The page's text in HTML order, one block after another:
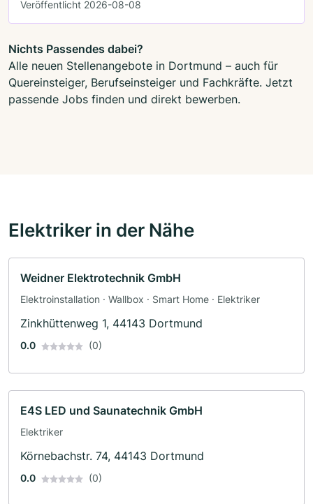
Veröffentlicht 2026-08-08
Nichts Passendes dabei?
Alle neuen Stellenangebote in Dortmund – auch für
Quereinsteiger, Berufseinsteiger und Fachkräfte. Jetzt
passende Jobs finden und direkt bewerben.
Elektriker in der Nähe
Weidner Elektrotechnik GmbH
Elektroinstallation · Wallbox · Smart Home · Elektriker
Zinkhüttenweg 1, 44143 Dortmund
0.0 (0)
E4S LED und Saunatechnik GmbH
Elektriker
Körnebachstr. 74, 44143 Dortmund
0.0 (0)